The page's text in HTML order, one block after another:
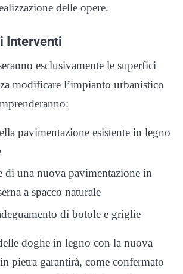
delle opere.
Interventi
esclusivamente le superfici
modificare l’impianto urbanistico
pavimentazione esistente in legno
di una nuova pavimentazione in
a spacco naturale
di botole e griglie
doghe in legno con la nuova
pietra garantirà, come confermato